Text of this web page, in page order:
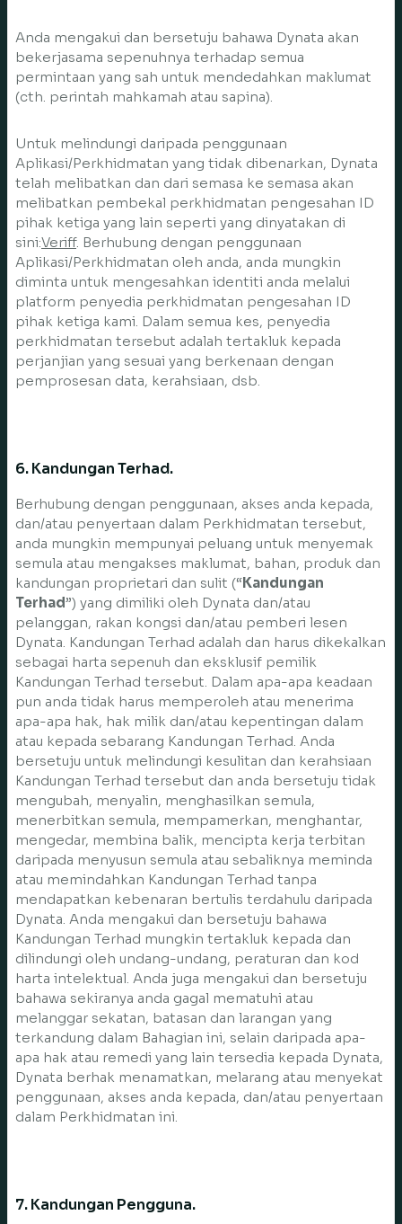
Anda mengakui dan bersetuju bahawa Dynata akan
bekerjasama sepenuhnya terhadap semua
permintaan yang sah untuk mendedahkan maklumat
(cth. perintah mahkamah atau sapina).
Untuk melindungi daripada penggunaan
Aplikasi/Perkhidmatan yang tidak dibenarkan, Dynata
telah melibatkan dan dari semasa ke semasa akan
melibatkan pembekal perkhidmatan pengesahan ID
pihak ketiga yang lain seperti yang dinyatakan di
sini:Veriff. Berhubung dengan penggunaan
Aplikasi/Perkhidmatan oleh anda, anda mungkin
diminta untuk mengesahkan identiti anda melalui
platform penyedia perkhidmatan pengesahan ID
pihak ketiga kami. Dalam semua kes, penyedia
perkhidmatan tersebut adalah tertakluk kepada
perjanjian yang sesuai yang berkenaan dengan
pemprosesan data, kerahsiaan, dsb.
6. Kandungan Terhad.
Berhubung dengan penggunaan, akses anda kepada,
dan/atau penyertaan dalam Perkhidmatan tersebut,
anda mungkin mempunyai peluang untuk menyemak
semula atau mengakses maklumat, bahan, produk dan
kandungan proprietari dan sulit (“Kandungan
Terhad”) yang dimiliki oleh Dynata dan/atau
pelanggan, rakan kongsi dan/atau pemberi lesen
Dynata. Kandungan Terhad adalah dan harus dikekalkan
sebagai harta sepenuh dan eksklusif pemilik
Kandungan Terhad tersebut. Dalam apa-apa keadaan
pun anda tidak harus memperoleh atau menerima
apa-apa hak, hak milik dan/atau kepentingan dalam
atau kepada sebarang Kandungan Terhad. Anda
bersetuju untuk melindungi kesulitan dan kerahsiaan
Kandungan Terhad tersebut dan anda bersetuju tidak
mengubah, menyalin, menghasilkan semula,
menerbitkan semula, mempamerkan, menghantar,
mengedar, membina balik, mencipta kerja terbitan
daripada menyusun semula atau sebaliknya meminda
atau memindahkan Kandungan Terhad tanpa
mendapatkan kebenaran bertulis terdahulu daripada
Dynata. Anda mengakui dan bersetuju bahawa
Kandungan Terhad mungkin tertakluk kepada dan
dilindungi oleh undang-undang, peraturan dan kod
harta intelektual. Anda juga mengakui dan bersetuju
bahawa sekiranya anda gagal mematuhi atau
melanggar sekatan, batasan dan larangan yang
terkandung dalam Bahagian ini, selain daripada apa-
apa hak atau remedi yang lain tersedia kepada Dynata,
Dynata berhak menamatkan, melarang atau menyekat
penggunaan, akses anda kepada, dan/atau penyertaan
dalam Perkhidmatan ini.
7. Kandungan Pengguna.